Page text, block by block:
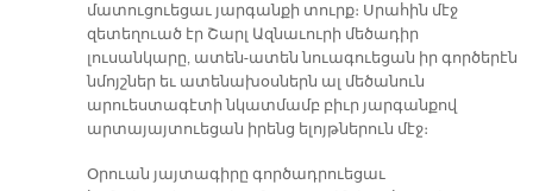
մատուցուեցաւ յարգանքի տուրք։ Սրահին մէջ
զետեղուած էր Շարլ Ազնաւուրի մեծադիր
լուսանկարը, ատեն-ատեն նուագուեցան իր գործերէն
նմոյշներ եւ ատենախօսներն ալ մեծանուն
արուեստագէտի նկատմամբ բիւր յարգանքով
արտայայտուեցան իրենց ելոյթներուն մէջ։
Օրուան յայտագիրը գործադրուեցաւ